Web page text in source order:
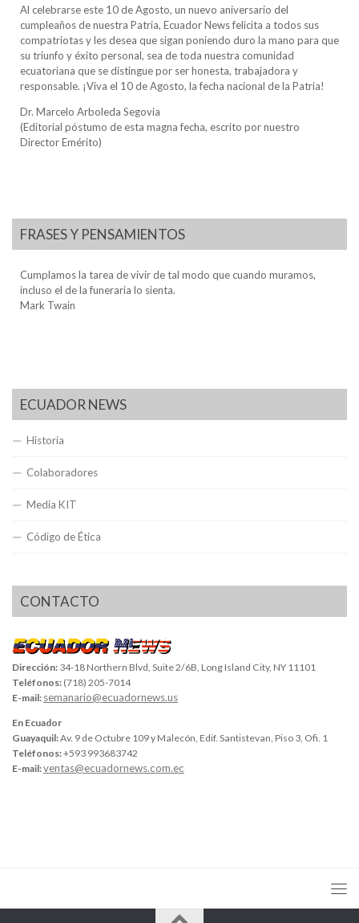
Al celebrarse este 10 de Agosto, un nuevo aniversario del
cumpleaños de nuestra Patria, Ecuador News felicita a todos sus
compatriotas y les desea que sigan poniendo duro la mano para que
su triunfo y éxito personal, sea de toda nuestra comunidad
ecuatoriana que se distingue por ser honesta, trabajadora y
responsable. ¡Viva el 10 de Agosto, la fecha nacional de la Patria!
Dr. Marcelo Arboleda Segovia
(Editorial póstumo de esta magna fecha, escrito por nuestro
Director Emérito)
FRASES Y PENSAMIENTOS
Cumplamos la tarea de vivir de tal modo que cuando muramos,
incluso el de la funeraria lo sienta.
Mark Twain
ECUADOR NEWS
Historia
Colaboradores
Media KIT
Código de Ética
CONTACTO
Dirección: 34-18 Northern Blvd, Suite 2/6B, Long Island City, NY 11101
Teléfonos: (718) 205-7014
E-mail: semanario@ecuadornews.us
En Ecuador
Guayaquil:Av. 9 de Octubre 109 y Malecón, Edif. Santistevan, Piso 3, Ofi. 1
Teléfonos:+593 993683742
E-mail:ventas@ecuadornews.com.ec